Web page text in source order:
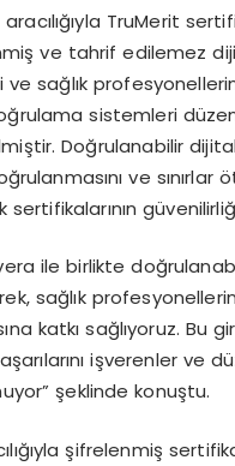
aracılığıyla TruMerit
şve tahrif edilemez
i ve sağlık
ğrulama sistemleri dü
ştir. Doğrulanabilir
ğrulanmasınıve sınırlar ö
k sertifikalarının güvenilirliğ
ile birlikte doğ
sağlık
ına katkısağlıyoruz. Bu
şarılarınıişverenler ve dü
şeklinde konuştu.
ılığıyla şifrelenmiş